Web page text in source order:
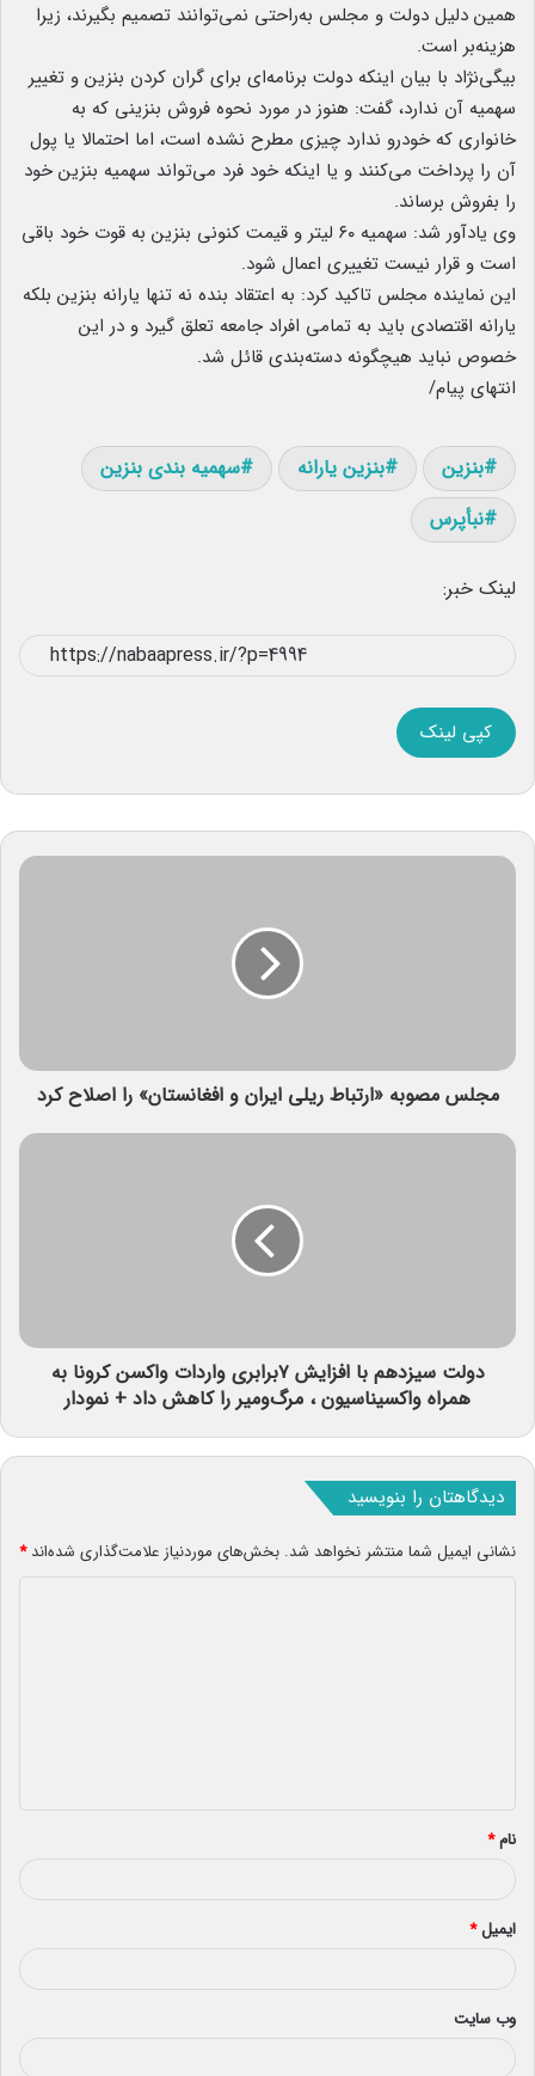
همین دلیل دولت و مجلس به‌راحتی نمی‌توانند تصمیم بگیرند، زیرا
هزینه‌بر است.
بیگی‌نژاد با بیان اینکه دولت برنامه‌ای برای گران کردن بنزین و تغییر
سهمیه آن ندارد، گفت: هنوز در مورد نحوه فروش بنزینی که به
خانواری که خودرو ندارد چیزی مطرح نشده است، اما احتمالا یا پول
آن را پرداخت می‌کنند و یا اینکه خود فرد می‌تواند سهمیه بنزین خود
را بفروش برساند.
وی یادآور شد: سهمیه ۶۰ لیتر و قیمت کنونی بنزین به قوت خود باقی
است و قرار نیست تغییری اعمال شود.
این نماینده مجلس تاکید کرد: به اعتقاد بنده نه تنها یارانه بنزین بلکه
یارانه اقتصادی باید به تمامی افراد جامعه تعلق گیرد و در این
خصوص نباید هیچگونه دسته‌بندی قائل شد.
انتهای پیام/
بنزین بنزین یارانه
سهمیه بندی بنزین
نبأپرس
لینک خبر:
کپی لینک
مجلس مصوبه «ارتباط ریلی ایران و افغانستان» را اصلاح کرد
دولت سیزدهم با افزایش ۷برابری واردات واکسن کرونا به
همراه واکسیناسیون ، مرگ‌ومیر را کاهش داد + نمودار
دیدگاهتان را بنویسید
نشانی ایمیل شما منتشر نخواهد شد. بخش‌های موردنیاز علامت‌گذاری شده‌اند*
*
نام*
ایمیل*
وب‌ سایت